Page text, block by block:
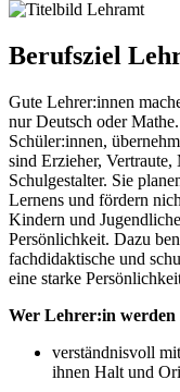
Berufsziel
Gute Lehrer:innen
nur Deutsch oder
Schüler:innen,
sind Erzieher, Vertraute,
Schulgestalter. Sie
Lernens und fördern
Kindern und
Persönlichkeit. Dazu
fachdidaktische und
eine starke
Wer Lehrer:in werden
verständnisvoll
ihnen Halt und